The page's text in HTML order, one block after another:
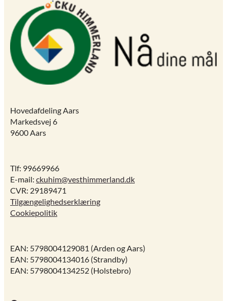
Hovedafdeling Aars
Markedsvej 6
9600 Aars
Tlf: 99669966
E-mail: ckuhim@vesthimmerland.dk
CVR: 29189471
Tilgængelighedserklæring
Cookiepolitik
EAN: 5798004129081 (Arden og Aars)
EAN: 5798004134016 (Strandby)
EAN: 5798004134252 (Holstebro)